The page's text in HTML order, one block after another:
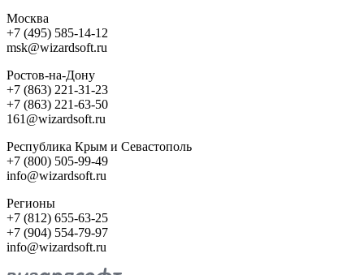
Москва
+7 (495) 585-14-12
msk@wizardsoft.ru
Ростов-на-Дону
+7 (863) 221-31-23
+7 (863) 221-63-50
161@wizardsoft.ru
Республика Крым и Севастополь
+7 (800) 505-99-49
info@wizardsoft.ru
Регионы
+7 (812) 655-63-25
+7 (904) 554-79-97
info@wizardsoft.ru